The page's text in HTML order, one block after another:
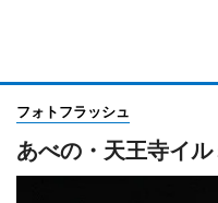
フォトフラッシュ
あべの・天王寺イ